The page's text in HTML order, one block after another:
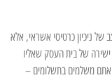
ניכיון כרטיסי אשראי, אלא
של בית העסק שאליו
משלמים בתשלומים –